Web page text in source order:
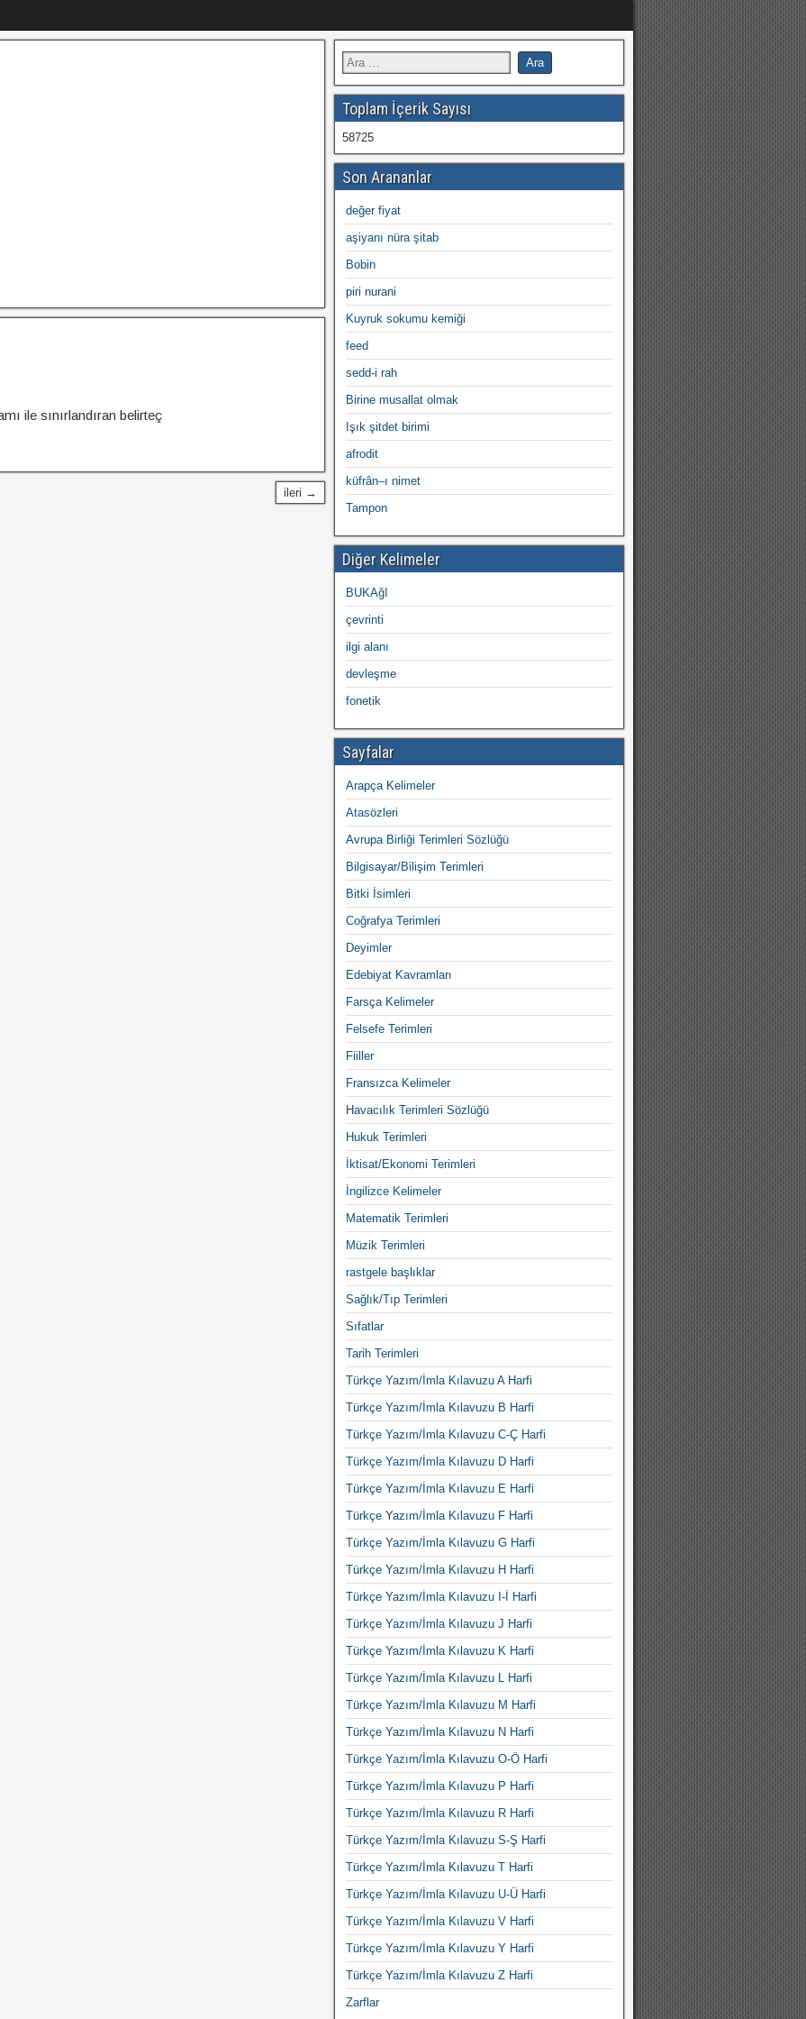
ile sınırlandıran belirteç
ileri →
Toplam İçerik Sayısı
58725
Son Arananlar
değer fiyat
aşiyanı nüra şitab
Bobin
piri nurani
Kuyruk sokumu kemiği
feed
sedd-i rah
Birine musallat olmak
Işık şitdet birimi
afrodit
küfrân–ı nimet
Tampon
Diğer Kelimeler
BUKAğI
çevrinti
ilgi alanı
devleşme
fonetik
Sayfalar
Arapça Kelimeler
Atasözleri
Avrupa Birliği Terimleri Sözlüğü
Bilgisayar/Bilişim Terimleri
Bitki İsimleri
Coğrafya Terimleri
Deyimler
Edebiyat Kavramları
Farsça Kelimeler
Felsefe Terimleri
Fiiller
Fransızca Kelimeler
Havacılık Terimleri Sözlüğü
Hukuk Terimleri
İktisat/Ekonomi Terimleri
İngilizce Kelimeler
Matematik Terimleri
Müzik Terimleri
rastgele başlıklar
Sağlık/Tıp Terimleri
Sıfatlar
Tarih Terimleri
Türkçe Yazım/İmla Kılavuzu A Harfi
Türkçe Yazım/İmla Kılavuzu B Harfi
Türkçe Yazım/İmla Kılavuzu C-Ç Harfi
Türkçe Yazım/İmla Kılavuzu D Harfi
Türkçe Yazım/İmla Kılavuzu E Harfi
Türkçe Yazım/İmla Kılavuzu F Harfi
Türkçe Yazım/İmla Kılavuzu G Harfi
Türkçe Yazım/İmla Kılavuzu H Harfi
Türkçe Yazım/İmla Kılavuzu I-İ Harfi
Türkçe Yazım/İmla Kılavuzu J Harfi
Türkçe Yazım/İmla Kılavuzu K Harfi
Türkçe Yazım/İmla Kılavuzu L Harfi
Türkçe Yazım/İmla Kılavuzu M Harfi
Türkçe Yazım/İmla Kılavuzu N Harfi
Türkçe Yazım/İmla Kılavuzu O-Ö Harfi
Türkçe Yazım/İmla Kılavuzu P Harfi
Türkçe Yazım/İmla Kılavuzu R Harfi
Türkçe Yazım/İmla Kılavuzu S-Ş Harfi
Türkçe Yazım/İmla Kılavuzu T Harfi
Türkçe Yazım/İmla Kılavuzu U-Ü Harfi
Türkçe Yazım/İmla Kılavuzu V Harfi
Türkçe Yazım/İmla Kılavuzu Y Harfi
Türkçe Yazım/İmla Kılavuzu Z Harfi
Zarflar